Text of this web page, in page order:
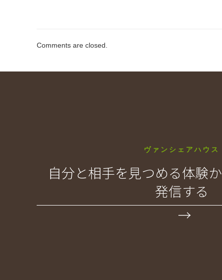
Comments are closed.
ヴァンシェアハウス
自分と相手を見つめる体験
発信する
→